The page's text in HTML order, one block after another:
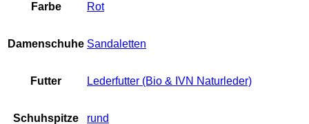
Farbe Rot
Damenschuhe Sandaletten
Futter Lederfutter (Bio & IVN Naturleder)
Schuhspitze rund